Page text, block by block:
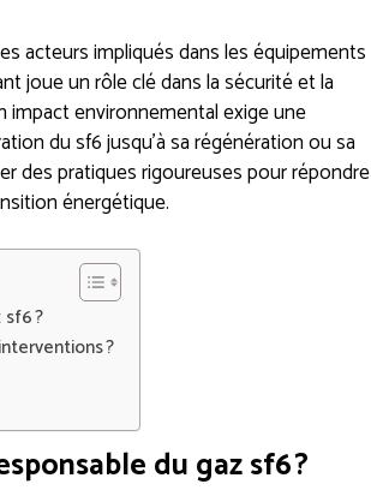
acteurs impliqués dans les équipements
joue un rôle clé dans la sécurité et la
environnemental exige une
du sf6 jusqu’à sa régénération ou sa
des pratiques rigoureuses pour répondre
énergétique.
?
?
du gaz sf6 ?